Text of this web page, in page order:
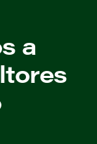
a